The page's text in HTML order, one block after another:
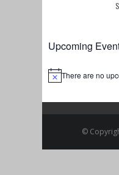
Upcoming
NoticeThere are no
©